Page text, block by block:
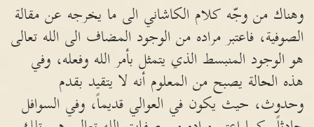
وهناك من وجّه كلام الكاشاني الى ما يخرجه عن مقالة
الصوفية، فاعتبر مراده من الوجود المضاف الى الله تعالى
هو الوجود المنبسط الذي يتمثل بأمر الله وفعله، وفي
هذه الحالة يصبح من المعلوم أنه لا يتقيد بقدم
وحدوث، حيث يكون في العوالي قديماً، وفي السوافل